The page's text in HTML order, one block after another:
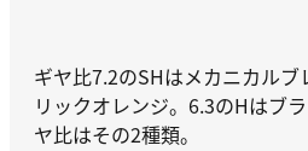
ギヤ比7.2のSHはメカニカル
リックオレンジ。6.3のHはブ
ヤ比はその2種類。